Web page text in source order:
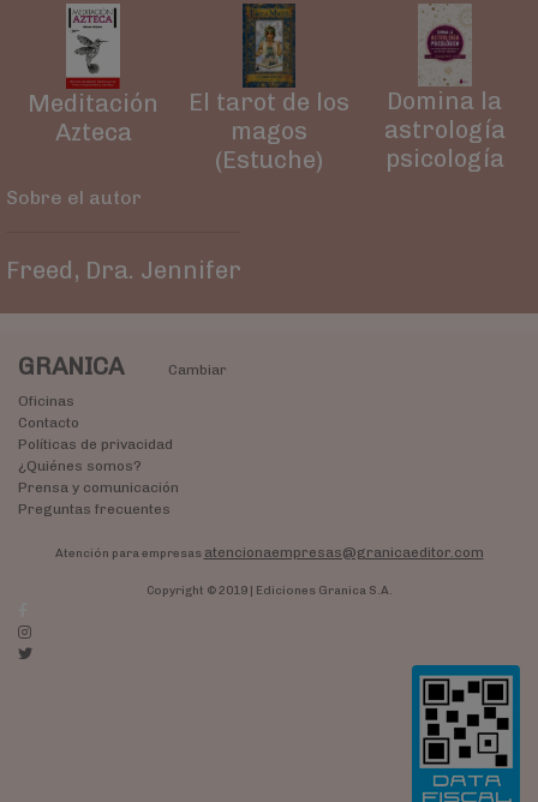
Meditación
Azteca
El tarot de los
magos
(Estuche)
Domina la
astrología
psicología
Sobre el autor
Freed, Dra. Jennifer
GRANICA
Cambiar
Oficinas
Contacto
Políticas de privacidad
¿Quiénes somos?
Prensa y comunicación
Preguntas frecuentes
Atención para empresas atencionaempresas@granicaeditor.com
Copyright © 2019 | Ediciones Granica S.A.